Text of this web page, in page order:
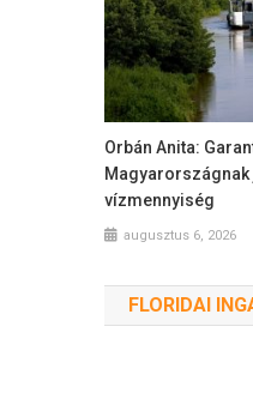
Orbán Anita:
vízmennyiség
augusztus 6, 2026
FLORIDAI